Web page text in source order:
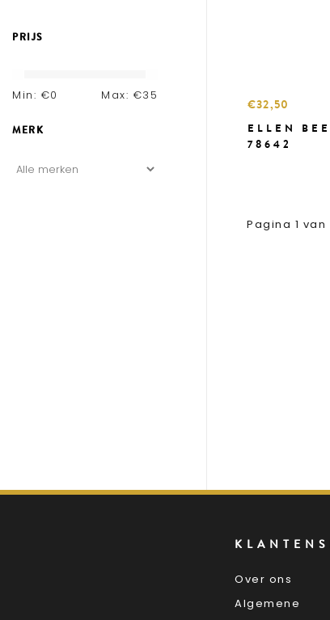
PRIJS
Min: €0 Max: €35
MERK
€32,50
ELLEN
78642
Pagina 1 van
Over ons
Algemene